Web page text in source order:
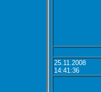
25.11.2008
14:41:36